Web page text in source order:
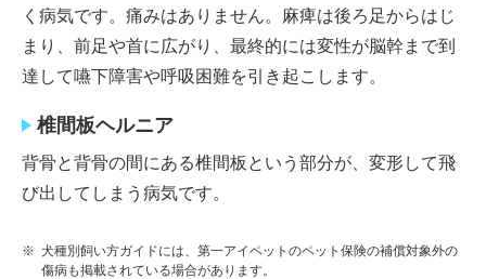
く病気です。痛みはありません。麻痺は後ろ足からはじ
まり、前足や首に広がり、最終的には変性が脳幹まで到
達して嚥下障害や呼吸困難を引き起こします。
椎間板ヘルニア
背骨と背骨の間にある椎間板という部分が、変形して飛
び出してしまう病気です。
※ 犬種別飼い方ガイドには、第一アイペットのペット保険の補償対象外の
傷病も掲載されている場合があります。